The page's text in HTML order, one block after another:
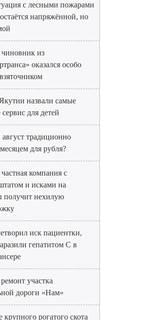
с лесными пожарами
напряжённой, но
из
оказался особо
назвали самые
для детей
традиционно
для рубля?
компания с
и исками на
получит нехилую
иск пациентки,
гепатитом С в
участка
дороги «Нам»
крупного рогатого скота